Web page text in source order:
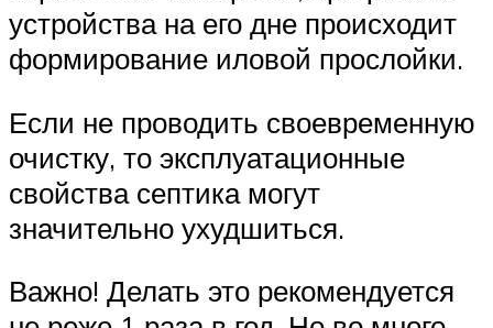
устройства на его дне происходит
формирование иловой прослойки.
Если не проводить своевременную
очистку, то эксплуатационные
свойства септика могут
значительно ухудшиться.
Важно! Делать это рекомендуется